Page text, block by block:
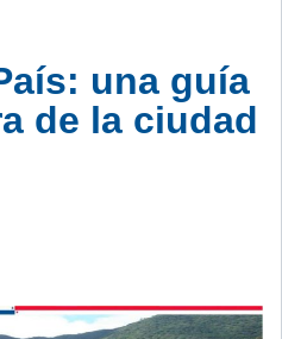
una guía
de la ciudad